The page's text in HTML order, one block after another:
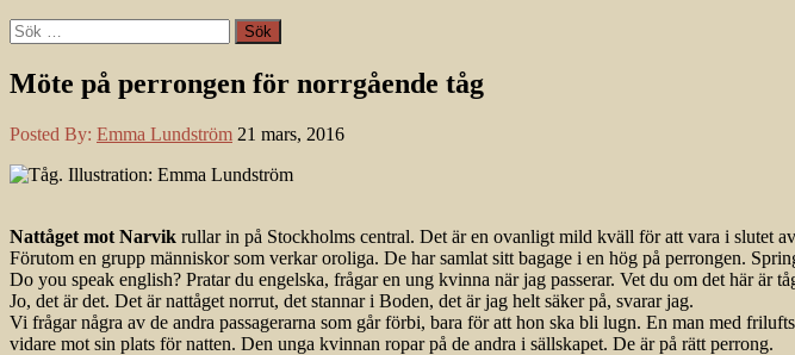
Sök
efter:
Möte på perrongen för norrgående tåg
Posted By: Emma Lundström 21 mars, 2016
Nattåget mot Narvik rullar in på Stockholms central. Det är en ovanligt mild kväll för att vara i slutet
Förutom en grupp människor som verkar oroliga. De har samlat sitt bagage i en hög på perrongen.
Do you speak english? Pratar du engelska, frågar en ung kvinna när jag passerar. Vet du om det här är
Jo, det är det. Det är nattåget norrut, det stannar i Boden, det är jag helt säker på, svarar jag.
Vi frågar några av de andra passagerarna som går förbi, bara för att hon ska bli lugn. En man med
vidare mot sin plats för natten. Den unga kvinnan ropar på de andra i sällskapet. De är på rätt perrong.